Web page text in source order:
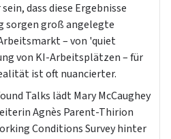
dass diese Ergebnisse
sorgen groß angelegte
– von 'quiet
von KI-Arbeitsplätzen – für
ist oft nuancierter.
Talks lädt Mary McCaughey
Agnès Parent-Thirion
Conditions Survey hinter